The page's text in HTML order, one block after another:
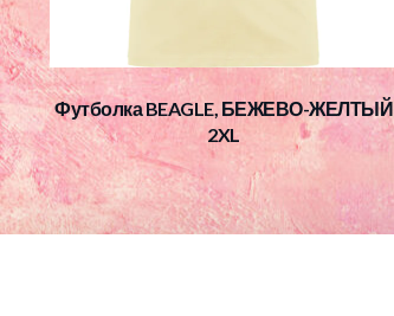
Футболка BEAGLE, БЕЖЕВО-ЖЕЛТЫЙ
2XL